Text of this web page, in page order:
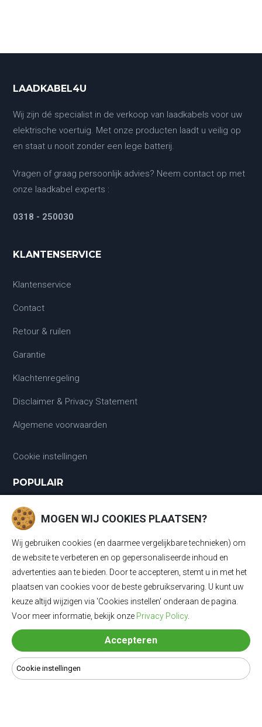
LAADKABEL4U
Wij zijn dé specialist in de verkoop van laadkabels voor uw
elektrische voertuig. Met onze producten laadt u veilig op
en staat u nooit zonder een lege batterij.
Vragen of graag persoonlijk advies? Neem contact op met
onze laadkabel experts :
0318 - 250030
KLANTENSERVICE
Klantenservice
Contact
Retour & ruilen
Garantie
Klachtenregeling
Disclaimer & Privacy Statement
Algemene voorwaarden
Cookie instellingen
POPULAIR
Laadkabels
Laadkabels Type 1
Laadkabels Type 2
Mobiele Thuisladers Type 2 en Type 1
Mobiele Thuisladers Type 1
Verloopkabels
MOGEN WIJ COOKIES PLAATSEN?
Wij gebruiken cookies (en daarmee vergelijkbare technieken) om
de website te verbeteren en op gepersonaliseerde inhoud en
advertenties aan te bieden. Door te accepteren, stemt u in met het
plaatsen van cookies voor de beste gebruikservaring. U kunt uw
keuze altijd wijzigen via 'Cookies instellen' onderaan de pagina.
Voor meer informatie, bekijk onze Privacy Policy.
Accepteren
Cookie instellingen